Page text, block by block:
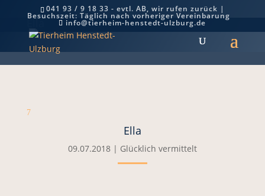
041 93 / 9 18 33 - evtl. AB, wir rufen zurück |
Besuchszeit: Täglich nach vorheriger Vereinbarung
info@tierheim-henstedt-ulzburg.de
Ella
7
Ella
09.07.2018| Glücklich vermittelt